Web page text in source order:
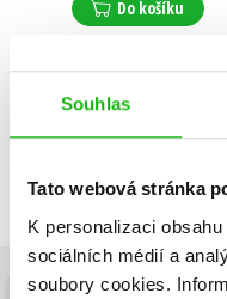
Souhlas
Tato webová stránka
K personalizaci
sociálních médií a
soubory cookies.
Klára Karlíková,
Soňa Kusová,
Veronika Králíková
Kateřina Jašková
Romana Böhmová,
Do košíku
Zobrazuji 1 až 1 z celkem 1